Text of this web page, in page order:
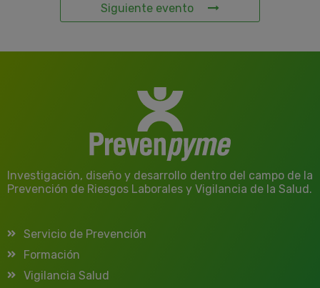
Siguiente evento
Investigación, diseño y desarrollo dentro del campo de la
Prevención de Riesgos Laborales y Vigilancia de la Salud.
Servicio de Prevención
Formación
Vigilancia Salud